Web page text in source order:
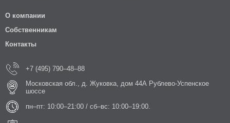
О компании
Собственникам
Контакты
+7 (495) 790–48–88
Московская обл., д. Жуковка, дом 44А Рублево-Успенское
шоссе
пн–пт: 10:00–21:00 / сб–вс: 10:00–19:00.